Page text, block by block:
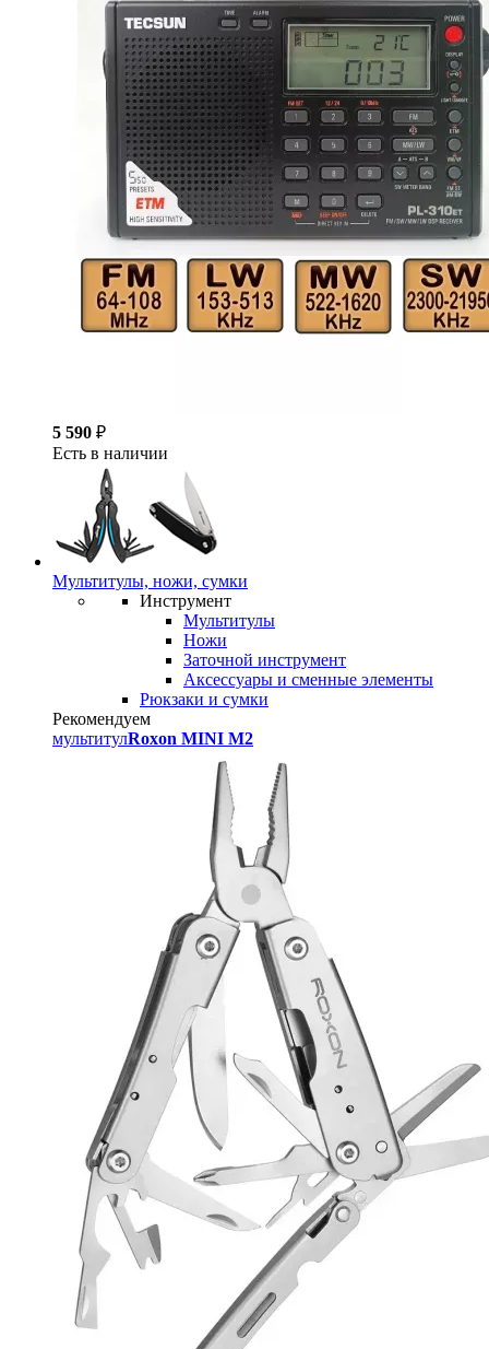
5 590 ₽
Есть в наличии
Мультитулы, ножи, сумки
Инструмент
Мультитулы
Ножи
Заточной инструмент
Аксессуары и сменные элементы
Рюкзаки и сумки
Рекомендуем
мультитулRoxon MINI M2